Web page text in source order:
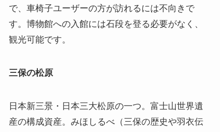
で、車椅子ユーザーの方が訪れるには不向きで
す。博物館への入館には石段を登る必要がなく、
観光可能です。
三保の松原
日本新三景・日本三大松原の一つ。富士山世界遺
産の構成資産。みほしるべ（三保の歴史や羽衣伝